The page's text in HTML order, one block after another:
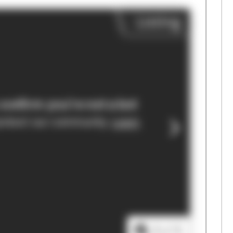
GmbH LüneHanse
Vertriebs GmbH
GmbH LüneHanse
Vertriebs GmbH
Vertriebs GmbH
GmbH LüneHanse
Vertriebs GmbH
GmbH LüneHanse
Listing